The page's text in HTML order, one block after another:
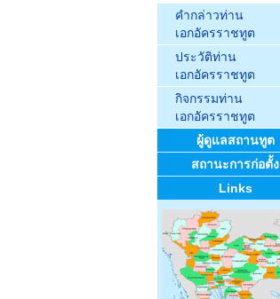
คำกล่าวท่าน
เอกอัครราชทูต
ประวัติท่าน
เอกอัครราชทูต
กิจกรรมท่าน
เอกอัครราชทูต
ผู้ดูแลสถานทูต
สถานะการก่อตั้ง
Links